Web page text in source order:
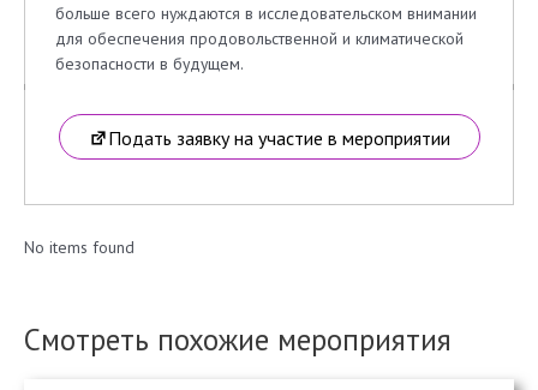
больше всего нуждаются в исследовательском внимании
для обеспечения продовольственной и климатической
безопасности в будущем.
Подать заявку на участие в мероприятии
No items found
Смотреть похожие мероприятия